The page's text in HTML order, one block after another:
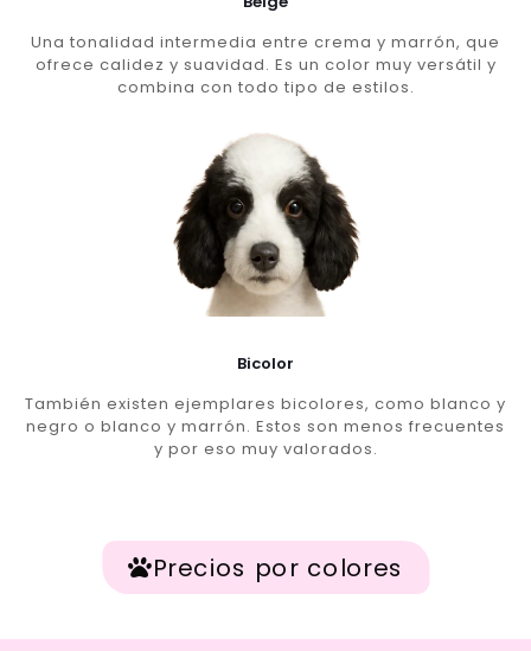
Una tonalidad intermedia entre crema y marrón, que
ofrece calidez y suavidad. Es un color muy versátil y
combina con todo tipo de estilos.
Bicolor
También existen ejemplares bicolores, como blanco y
negro o blanco y marrón. Estos son menos frecuentes
y por eso muy valorados.
Precios por colores